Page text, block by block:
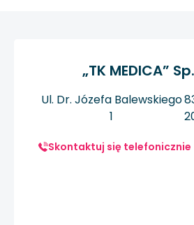
„TK MEDICA”
Ul. Dr. Józefa Balewskiego
1
Skontaktuj się telefonicznie